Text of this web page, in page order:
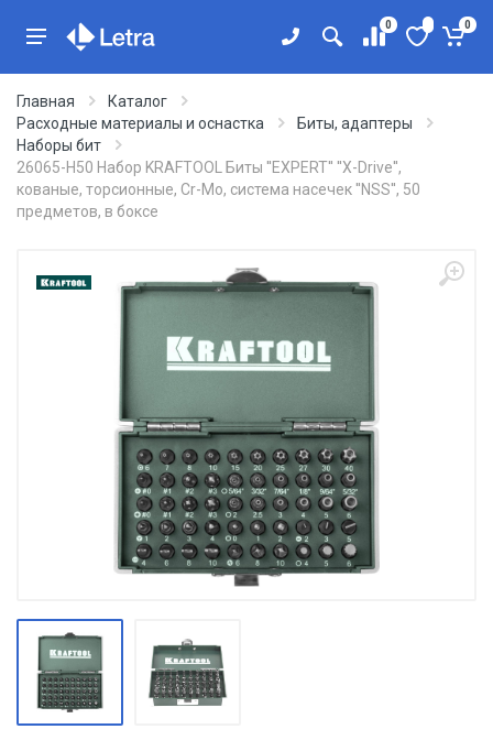
0 0
Главная
Каталог
Расходные материалы и оснастка
Биты, адаптеры
Наборы бит
26065-H50 Набор KRAFTOOL Биты ''ЕХPERT'' ''X-Drive'',
кованые, торсионные, Cr-Mo, система насечек ''NSS'', 50
предметов, в боксе